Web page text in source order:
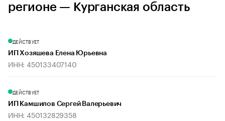
регионе — Курганская область
ДЕЙСТВУЕТ
ИП Хозяшева Елена Юрьевна
ИНН: 450133407140
ДЕЙСТВУЕТ
ИП Камшилов Сергей Валерьевич
ИНН: 450132829358